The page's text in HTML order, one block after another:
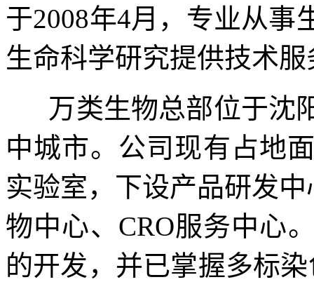
于2008年4月， 专业从事
生命科学研究提供技术服
万类生物总部位于沈
中城市。公司现有占地
实验室，下设产品研发
物中心、CRO服务中心
的开发，并已掌握多标